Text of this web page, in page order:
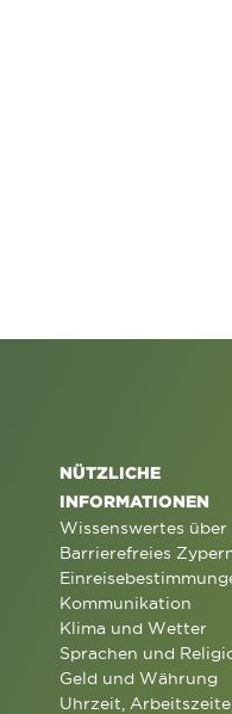
NÜTZLICHE
INFORMATIONEN
Wissenswertes über
Barrierefreies
Kommunikation
Klima und Wetter
Sprachen und
Geld und Währung
Uhrzeit,